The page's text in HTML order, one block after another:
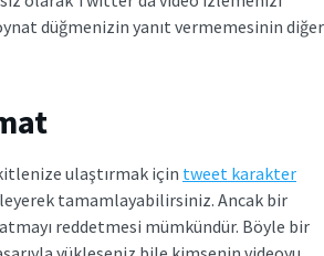
düğmenizin yanıt vermemesinin diğer
ulaştırmak için tweet karakter
tamamlayabilirsiniz. Ancak bir
reddetmesi mümkündür. Böyle bir